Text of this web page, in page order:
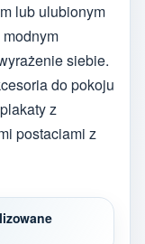
lub ulubionym
siebie.
do pokoju
z
postaciami z